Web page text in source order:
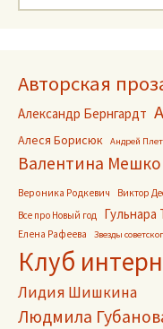
Авторская
Александр Бернгардт
Алеся Борисюк Андрей
Валентина
Вероника Родкевич Виктор
Все про Новый год
Елена Рафеева Звезды
Клуб
Лидия Шишкина
Людмила